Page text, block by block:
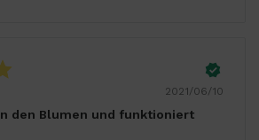
2021/06/10
den Blumen und funktioniert